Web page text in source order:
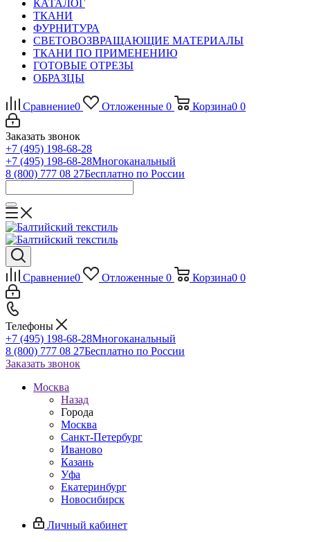
КАТАЛОГ
ТКАНИ
ФУРНИТУРА
СВЕТОВОЗВРАЩАЮЩИЕ МАТЕРИАЛЫ
ТКАНИ ПО ПРИМЕНЕНИЮ
ГОТОВЫЕ ОТРЕЗЫ
ОБРАЗЦЫ
Сравнение0 Отложенные 0 Корзина0 0
Заказать звонок
+7 (495) 198-68-28
+7 (495) 198-68-28Многоканальный
8 (800) 777 08 27Бесплатно по России
Сравнение0 Отложенные 0 Корзина0 0
Телефоны
+7 (495) 198-68-28Многоканальный
8 (800) 777 08 27Бесплатно по России
Заказать звонок
Москва
Назад
Города
Москва
Санкт-Петербург
Иваново
Казань
Уфа
Екатеринбург
Новосибирск
Личный кабинет